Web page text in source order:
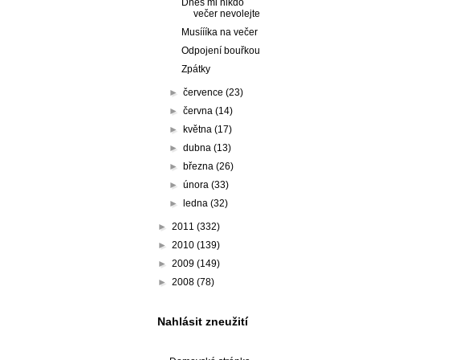
Dnes mi nikdo
večer nevolejte
Musíííka na večer
Odpojení bouřkou
Zpátky
►července(23)
►června(14)
► května(17)
►dubna(13)
► března(26)
►února(33)
►
ledna(32)
► 2011 (332)
► 2010 (139)
► 2009 (149)
► 2008 (78)
Nahlásit zneužití